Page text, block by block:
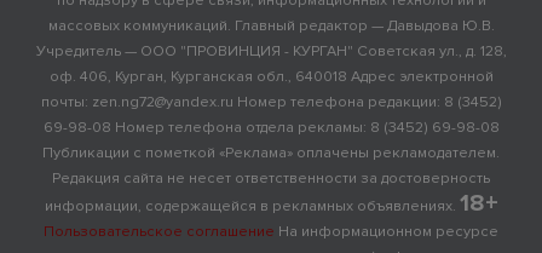
массовых коммуникаций. Главный редактор — Давыдова Ю.В.
Учредитель — ООО "ПРОВИНЦИЯ - КУРГАН" Советская ул., д. 128,
оф. 406, Курган, Курганская обл., 640018 Адрес электронной
почты: zen.ng72@yandex.ru Номер телефона редакции: 8 (3452)
69-98-08 Номер телефона отдела рекламы: 8 (3452) 69-98-08
Публикации с пометкой «Реклама» оплачены рекламодателем.
Редакция сайта не несет ответственности за достоверность
информации, содержащейся в рекламных объявлениях. 18+
Пользовательское соглашение На информационном ресурсе